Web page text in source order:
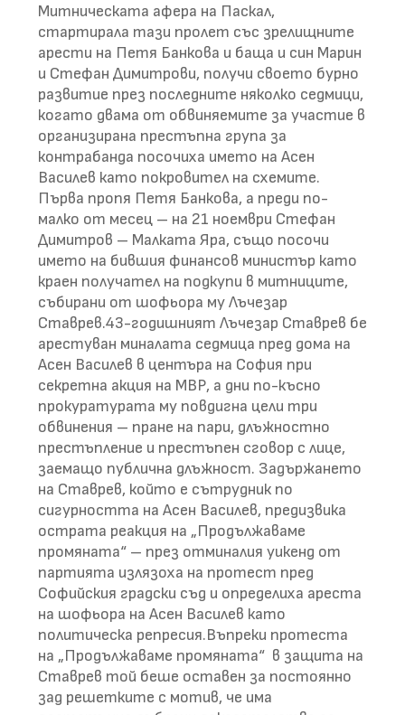
Митническата афера на Паскал,
стартирала тази пролет със зрелищните
арести на Петя Банкова и баща и син Марин
и Стефан Димитрови, получи своето бурно
развитие през последните няколко седмици,
когато двама от обвиняемите за участие в
организирана престъпна група за
контрабанда посочиха името на Асен
Василев като покровител на схемите.
Първа пропя Петя Банкова, а преди по-
малко от месец – на 21 ноември Стефан
Димитров – Малката Яра, също посочи
името на бившия финансов министър като
краен получател на подкупи в митниците,
събирани от шофьора му Лъчезар
Ставрев.43-годишният Лъчезар Ставрев бе
арестуван миналата седмица пред дома на
Асен Василев в центъра на София при
секретна акция на МВР, а дни по-късно
прокуратурата му повдигна цели три
обвинения – пране на пари, длъжностно
престъпление и престъпен сговор с лице,
заемащо публична длъжност. Задържането
на Ставрев, който е сътрудник по
сигурността на Асен Василев, предизвика
острата реакция на „Продължаваме
промяната“ – през отминалия уикенд от
партията излязоха на протест пред
Софийския градски съд и определиха ареста
на шофьора на Асен Василев като
политическа репресия.Въпреки протеста
на „Продължаваме промяната“ в защита на
Ставрев той беше оставен за постоянно
зад решетките с мотив, че има